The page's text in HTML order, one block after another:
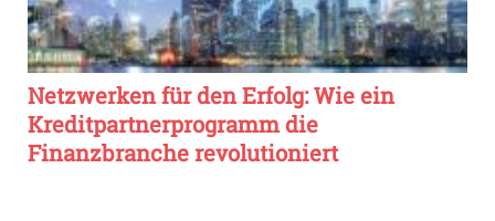
Netzwerken für den Erfolg: Wie ein
Kreditpartnerprogramm die
Finanzbranche revolutioniert